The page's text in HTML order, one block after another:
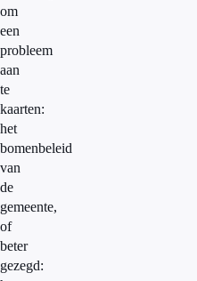
om
een
probleem
aan
te
kaarten:
het
bomenbeleid
van
de
gemeente,
of
beter
gezegd: